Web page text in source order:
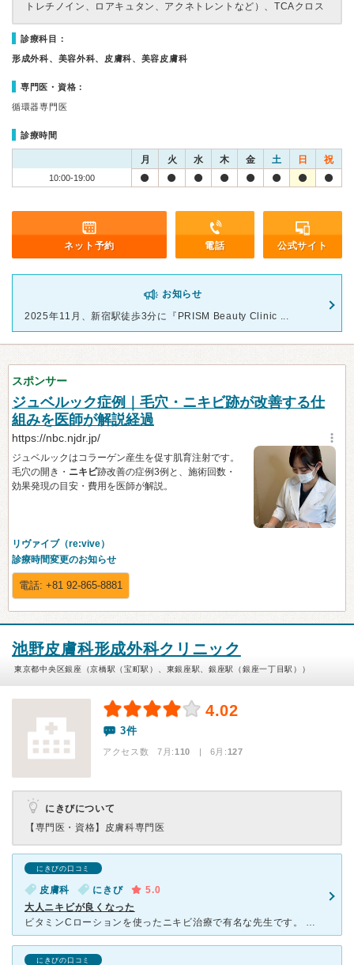
トレチノイン、ロアキュタン、アクネトレントなど）、TCAクロス
診療科目：
形成外科、美容外科、皮膚科、美容皮膚科
専門医・資格：
循環器専門医
診療時間
月 火 水 木 金 土 日 祝
10:00-19:00
ネット予約 電話 公式サイト
お知らせ
2025年11月、新宿駅徒歩3分に『PRISM Beauty Clinic ...
池野皮膚科形成外科クリニック
東京都中央区銀座（京橋駅（宝町駅）、東銀座駅、銀座駅（銀座一丁目駅））
4.02
3件
アクセス数 7月:110 | 6月:127
にきびについて
【専門医・資格】 皮膚科専門医
にきびの口コミ
皮膚科 にきび
5.0
大人ニキビが良くなった
ビタミンCローションを使ったニキビ治療で有名な先生です。 現在は銀座に病院がありますが、以前は成増にあり、その頃主に通院していました。 それまで何件か皮膚科に通いましたが良くならなかったニキビが、
にきびの口コミ